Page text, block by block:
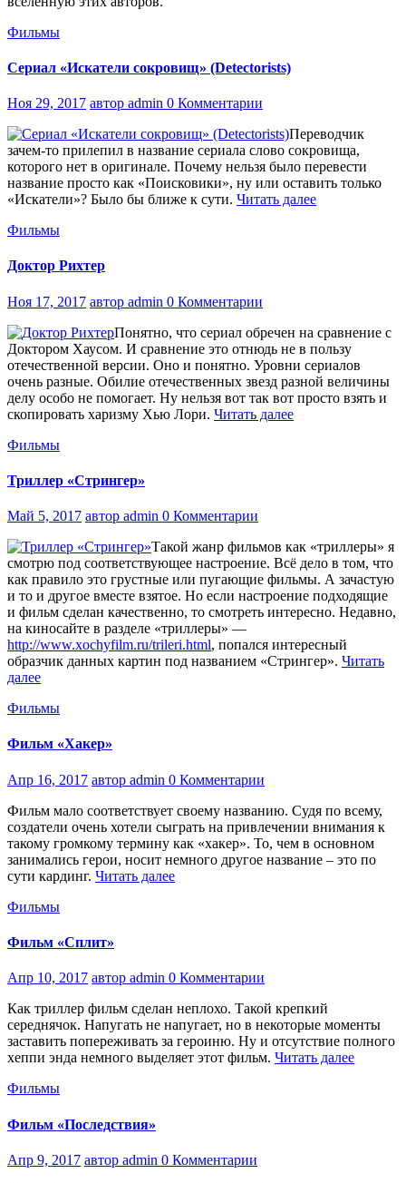
Фильмы
Сериал «Искатели сокровищ» (Detectorists)
Ноя 29, 2017 автор admin 0 Комментарии
Переводчик
зачем-то прилепил в название сериала слово сокровища,
которого нет в оригинале. Почему нельзя было перевести
название просто как «Поисковики», ну или оставить только
«Искатели»? Было бы ближе к сути. Читать далее
Фильмы
Доктор Рихтер
Ноя 17, 2017 автор admin 0 Комментарии
Понятно, что сериал обречен на сравнение с
Доктором Хаусом. И сравнение это отнюдь не в пользу
отечественной версии. Оно и понятно. Уровни сериалов
очень разные. Обилие отечественных звезд разной величины
делу особо не помогает. Ну нельзя вот так вот просто взять и
скопировать харизму Хью Лори. Читать далее
Фильмы
Триллер «Стрингер»
Май 5, 2017 автор admin 0 Комментарии
Такой жанр фильмов как «триллеры» я
смотрю под соответствующее настроение. Всё дело в том, что
как правило это грустные или пугающие фильмы. А зачастую
и то и другое вместе взятое. Но если настроение подходящие
и фильм сделан качественно, то смотреть интересно. Недавно,
на киносайте в разделе «триллеры» —
http://www.xochyfilm.ru/trileri.html, попался интересный
образчик данных картин под названием «Стрингер». Читать
далее
Фильмы
Фильм «Хакер»
Апр 16, 2017 автор admin 0 Комментарии
Фильм мало соответствует своему названию. Судя по всему,
создатели очень хотели сыграть на привлечении внимания к
такому громкому термину как «хакер». То, чем в основном
занимались герои, носит немного другое название – это по
сути кардинг. Читать далее
Фильмы
Фильм «Сплит»
Апр 10, 2017 автор admin 0 Комментарии
Как триллер фильм сделан неплохо. Такой крепкий
середнячок. Напугать не напугает, но в некоторые моменты
заставить попереживать за героиню. Ну и отсутствие полного
хеппи энда немного выделяет этот фильм. Читать далее
Фильмы
Фильм «Последствия»
Апр 9, 2017 автор admin 0 Комментарии